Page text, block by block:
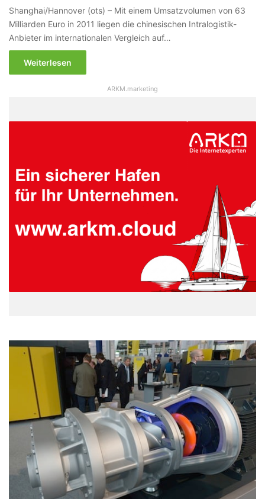
Shanghai/Hannover (ots) – Mit einem Umsatzvolumen von 63
Milliarden Euro in 2011 liegen die chinesischen Intralogistik-
Anbieter im internationalen Vergleich auf…
Weiterlesen
ARKM.marketing